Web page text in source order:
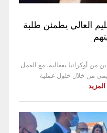
العالي يطمئن طلبة
من أوكرانيا بفعالية، مع العمل
من خلال حلول عملية